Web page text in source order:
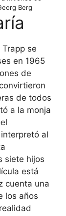
Berg
se
en 1965
de
de todos
a la monja
al
siete hijos
está
cuenta una
los años